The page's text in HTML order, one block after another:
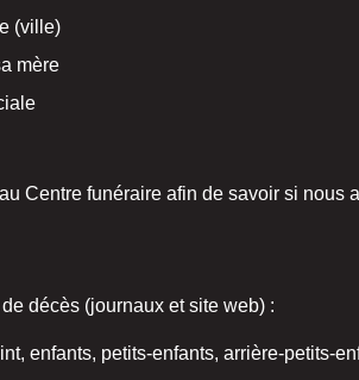
(ville)
mère
Centre funéraire afin de savoir si nous
décès (journaux et site web) :
enfants, petits-enfants, arrière-